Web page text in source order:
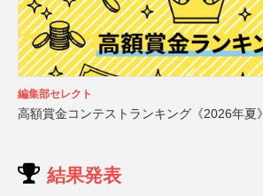
編集部セレクト
高額賞金コンテストランキング《2026年夏》
結果発表